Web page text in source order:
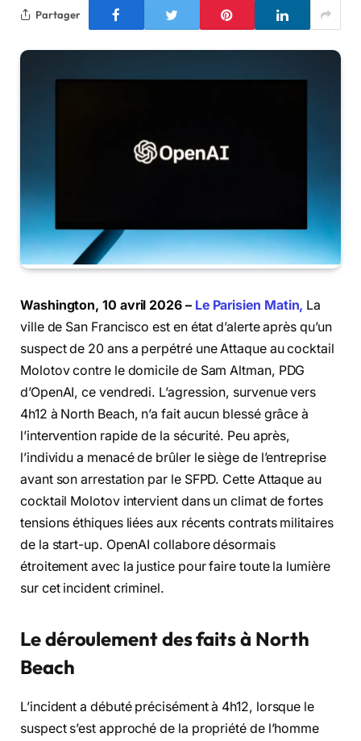
Partager
Washington, 10 avril 2026 – Le Parisien Matin, La
ville de San Francisco est en état d’alerte après qu’un
suspect de 20 ans a perpétré une Attaque au cocktail
Molotov contre le domicile de Sam Altman, PDG
d’OpenAI, ce vendredi. L’agression, survenue vers
4h12 à North Beach, n’a fait aucun blessé grâce à
l’intervention rapide de la sécurité. Peu après,
l’individu a menacé de brûler le siège de l’entreprise
avant son arrestation par le SFPD. Cette Attaque au
cocktail Molotov intervient dans un climat de fortes
tensions éthiques liées aux récents contrats militaires
de la start-up. OpenAI collabore désormais
étroitement avec la justice pour faire toute la lumière
sur cet incident criminel.
Le déroulement des faits à North
Beach
L’incident a débuté précisément à 4h12, lorsque le
suspect s’est approché de la propriété de l’homme